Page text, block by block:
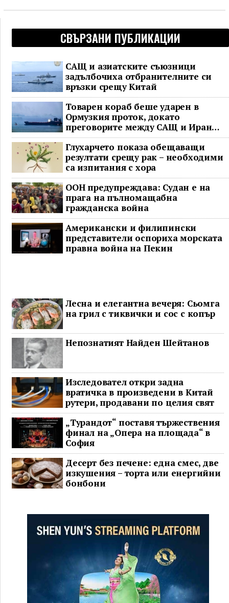
СВЪРЗАНИ ПУБЛИКАЦИИ
САЩ и азиатските съюзници
задълбочиха отбранителните си
връзки срещу Китай
Товарен кораб беше ударен в
Ормузкия проток, докато
преговорите между САЩ и Иран
останаха в безизходица
Глухарчето показа обещаващи
резултати срещу рак – необходими
са изпитания с хора
ООН предупреждава: Судан е на
прага на пълномащабна
гражданска война
Американски и филипински
представители оспориха морската
правна война на Пекин
Лесна и елегантна вечеря: Сьомга
на грил с тиквички и сос с копър
Непознатият Найден Шейтанов
Изследовател откри задна
вратичка в произведени в Китай
рутери, продавани по целия свят
„Турандот“ поставя тържествения
финал на „Опера на площада“ в
София
Десерт без печене: една смес, две
изкушения – торта или енергийни
бонбони